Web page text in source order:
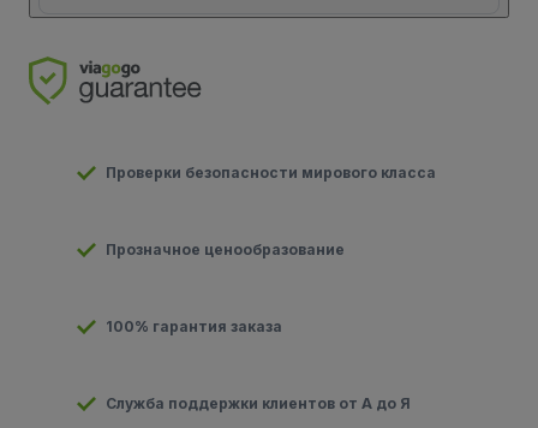
Проверки безопасности мирового класса
Прозначное ценообразование
100% гарантия заказа
Служба поддержки клиентов от А до Я